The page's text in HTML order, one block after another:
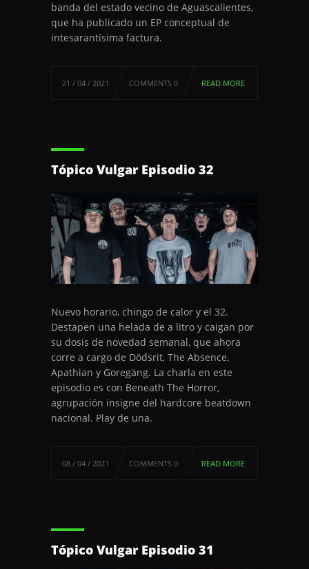
banda del estado vecino de Aguascalientes,
que ha publicado un EP conceptual de
intesarantísima factura.
21 / 04 / 2021 COMMENTS 0 READ MORE
Tópico Vulgar Episodio 32
Nuevo horario, chingo de calor y el 32.
Destapen una helada de a litro y caigan por
su dosis de novedad semanal, que ahora
corre a cargo de Dödsrit, The Absence,
Apathian y Goregäng. La charla en este
episodio es con Beneath The Horror,
agrupación insigne del hardcore beatdown
nacional. Play de una.
08 / 04 / 2021 COMMENTS 0 READ MORE
Tópico Vulgar Episodio 31